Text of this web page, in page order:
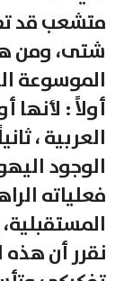
متشعب قد
شتى، ومن
الموسوعة
أولاً :
العربية ،
الوجود
فعلياته
نقرر أن